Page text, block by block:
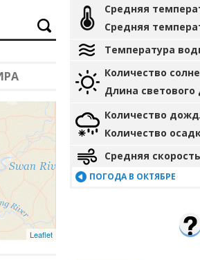
Leaflet
Средняя
Средняя
Температура
Количество
Длина светового
Количество
Количество
Средняя
ПОГОДА В ОКТЯБРЕ